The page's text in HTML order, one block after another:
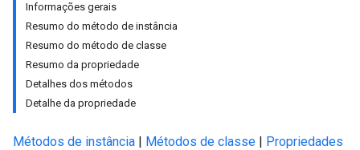
Informações gerais
Resumo do método de instância
Resumo do método de classe
Resumo da propriedade
Detalhes dos métodos
Detalhe da propriedade
Métodos de instância | Métodos de classe | Propriedades